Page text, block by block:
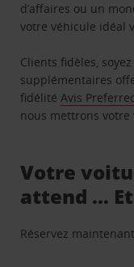
d’affaires ou un
votre véhicule idéal
Clients fidèles,
supplémentaires
fidélitéAvis
nous mettrons
Votre
attend …
Réservez